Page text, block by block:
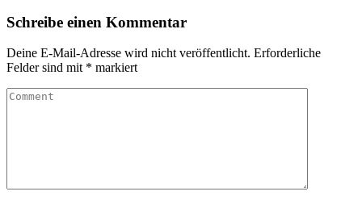
Schreibe einen Kommentar
Deine E-Mail-Adresse wird nicht veröffentlicht. Erforderliche
Felder sind mit * markiert